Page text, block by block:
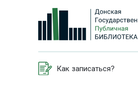
Как записаться?